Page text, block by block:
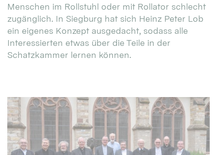
Menschen im Rollstuhl oder mit Rollator schlecht
zugänglich. In Siegburg hat sich Heinz Peter Lob
ein eigenes Konzept ausgedacht, sodass alle
Interessierten etwas über die Teile in der
Schatzkammer lernen können.